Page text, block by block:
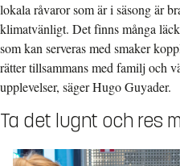
lokala råvaror som är i säsong är
klimatvänligt. Det finns många
som kan serveras med smaker
rätter tillsammans med familj och
upplevelser, säger Hugo Guyader.
Ta det lugnt och res